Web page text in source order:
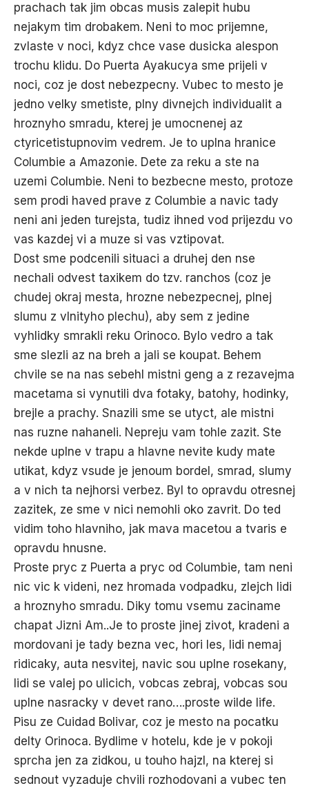
prachach tak jim obcas musis zalepit hubu
nejakym tim drobakem. Neni to moc prijemne,
zvlaste v noci, kdyz chce vase dusicka alespon
trochu klidu. Do Puerta Ayakucya sme prijeli v
noci, coz je dost nebezpecny. Vubec to mesto je
jedno velky smetiste, plny divnejch individualit a
hroznyho smradu, kterej je umocnenej az
ctyricetistupnovim vedrem. Je to uplna hranice
Columbie a Amazonie. Dete za reku a ste na
uzemi Columbie. Neni to bezbecne mesto, protoze
sem prodi haved prave z Columbie a navic tady
neni ani jeden turejsta, tudiz ihned vod prijezdu vo
vas kazdej vi a muze si vas vztipovat.
Dost sme podcenili situaci a druhej den nse
nechali odvest taxikem do tzv. ranchos (coz je
chudej okraj mesta, hrozne nebezpecnej, plnej
slumu z vlnityho plechu), aby sem z jedine
vyhlidky smrakli reku Orinoco. Bylo vedro a tak
sme slezli az na breh a jali se koupat. Behem
chvile se na nas sebehl mistni geng a z rezavejma
macetama si vynutili dva fotaky, batohy, hodinky,
brejle a prachy. Snazili sme se utyct, ale mistni
nas ruzne nahaneli. Nepreju vam tohle zazit. Ste
nekde uplne v trapu a hlavne nevite kudy mate
utikat, kdyz vsude je jenoum bordel, smrad, slumy
a v nich ta nejhorsi verbez. Byl to opravdu otresnej
zazitek, ze sme v nici nemohli oko zavrit. Do ted
vidim toho hlavniho, jak mava macetou a tvaris e
opravdu hnusne.
Proste pryc z Puerta a pryc od Columbie, tam neni
nic vic k videni, nez hromada vodpadku, zlejch lidi
a hroznyho smradu. Diky tomu vsemu zaciname
chapat Jizni Am..Je to proste jinej zivot, kradeni a
mordovani je tady bezna vec, hori les, lidi nemaj
ridicaky, auta nesvitej, navic sou uplne rosekany,
lidi se valej po ulicich, vobcas zebraj, vobcas sou
uplne nasracky v devet rano….proste wilde life.
Pisu ze Cuidad Bolivar, coz je mesto na pocatku
delty Orinoca. Bydlime v hotelu, kde je v pokoji
sprcha jen za zidkou, u touho hajzl, na kterej si
sednout vyzaduje chvili rozhodovani a vubec ten